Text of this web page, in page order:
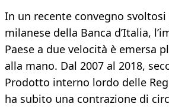
In un recente convegno svoltosi
milanese della Banca d’Italia,
Paese a due velocità è emersa
alla mano. Dal 2007 al 2018,
Prodotto interno lordo delle
ha subito una contrazione di